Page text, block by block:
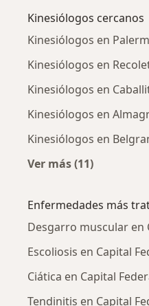
Kinesiólogos cercanos
Kinesiólogos en
Kinesiólogos en
Kinesiólogos en
Kinesiólogos en
Kinesiólogos en
Ver más (11)
Enfermedades más
Desgarro muscular en
Escoliosis en Capital
Ciática en Capital
Tendinitis en Capital